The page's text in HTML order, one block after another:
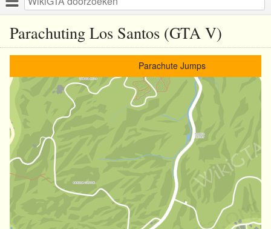
Parachuting Los Santos (GTA V)
Parachute Jumps